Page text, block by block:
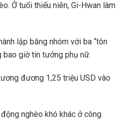
Ở tuổi thiếu niên, Gi-Hwan làm
lập băng nhóm với ba “tôn
bao giờ tin tưởng phụ nữ.
đương 1,25 triệu USD vào
nghèo khó khác ở công